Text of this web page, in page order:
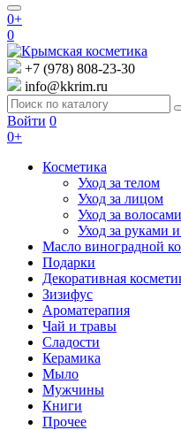
0+
0
+7 (978) 808-23-30
info@kkrim.ru
Войти 0
0+
Косметика
Уход за телом
Уход за лицом
Уход за волосами
Уход за руками
Масло виноградной
Подарки
Декоративная
Зизифус
Ароматерапия
Чай и травы
Сладости
Керамика
Мыло
Мужчины
Книги
Прочее